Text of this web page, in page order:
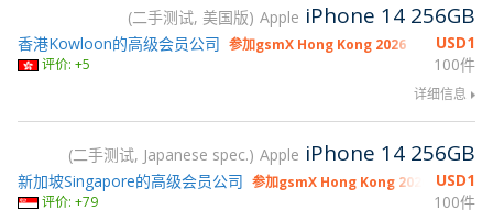
二手测试, 美国版 Apple iPhone 14 256GB
USD1
100件
香港Kowloon的高级会员公司 参加gsmX Hong Kong 2026
评价: +5
详细信息
二手测试, Japanese spec. Apple iPhone 14 256GB
USD1
100件
新加坡Singapore的高级会员公司 参加gsmX Hong Kong 2026
评价: +79